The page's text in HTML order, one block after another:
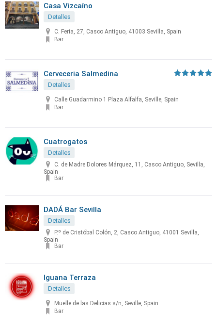
Casa Vizcaíno
Detalles
C. Feria, 27, Casco Antiguo, 41003 Sevilla, Spain
Bar
Cerveceria Salmedina
Detalles
Calle Guadarmino 1 Plaza Alfalfa, Seville, Spain
Bar
Cuatrogatos
Detalles
C. de Madre Dolores Márquez, 11, Casco Antiguo, Sevilla,
Spain
Bar
DADÁ Bar Sevilla
Detalles
P.º de Cristóbal Colón, 2, Casco Antiguo, 41001 Sevilla,
Spain
Bar
Iguana Terraza
Detalles
Muelle de las Delicias s/n, Seville, Spain
Bar